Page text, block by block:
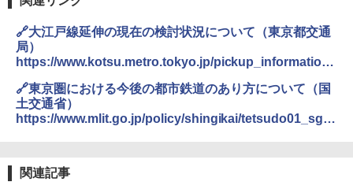
￥6,459
ポインターライト 強力 小型 緑色/赤色/青紫色
USB充電式 高精度 超長距離照射 長時間使用
可能 安全ロック付き 高安全性 金属製耐久 コ
ンパクト多機能設計 持ち運び便利 アウトド
ア/オフィス/教育現場/展示会用 緑
🔗大江戸線延伸の現在の検討状況について（東京都交通
局）
https://www.kotsu.metro.tokyo.jp/pickup_information/
🔗東京圏における今後の都市鉄道のあり方について（国
土交通省）
https://www.mlit.go.jp/policy/shingikai/tetsudo01_sg_
関連記事